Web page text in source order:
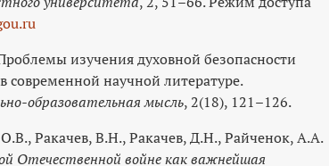
изучения духовной безопасности
современной научной литературе.
образовательная мысль, 2(18), 121–126.
Ракачев, В.Н., Ракачев, Д.Н., Райченок, А.А.
Отечественной войне как важнейшая